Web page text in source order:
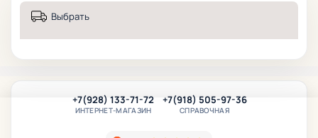
Выбрать
+7(928) 133-71-72
ИНТЕРНЕТ-МАГАЗИН
+7(918) 505-97-36
СПРАВОЧНАЯ